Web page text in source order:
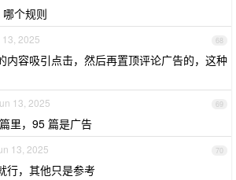
哪个规则
68
2025
内容吸引点击，然后再置顶评论广告的，这种
69
13, 2025
里，95 篇是广告
70
13, 2025
行，其他只是参考